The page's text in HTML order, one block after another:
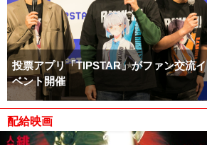
投票アプリ「TIPSTAR」がファン交流イ
ベント開催
配給映画